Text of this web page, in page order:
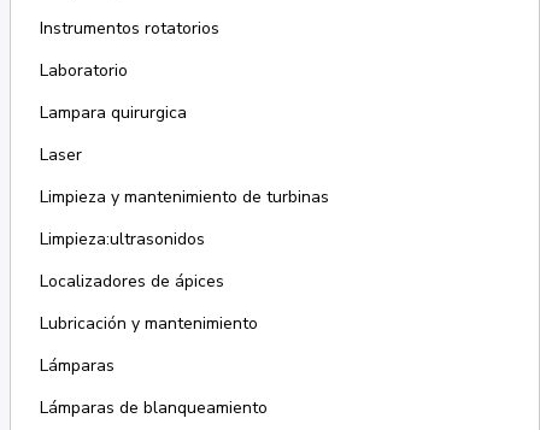
Instrumentos rotatorios
Laboratorio
Lampara quirurgica
Laser
Limpieza y mantenimiento de turbinas
Limpieza:ultrasonidos
Localizadores de ápices
Lubricación y mantenimiento
Lámparas
Lámparas de blanqueamiento